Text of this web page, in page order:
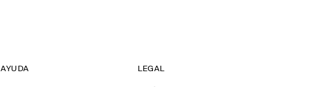
AYUDA LEGAL